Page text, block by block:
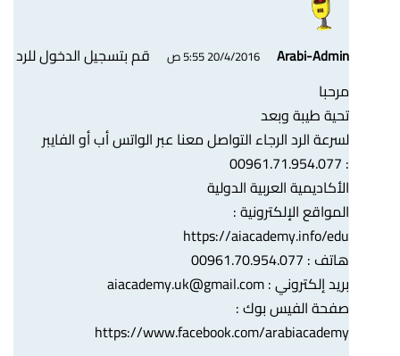
Arabi-Admin 20/4/2016 5:55 ص
قم بتسجيل الدخول للرد
مرحبا
تحية طيبة وبعد
لسرعة الرد الرجاء التواصل معنا عبر الواتس أب أو الفايبر
: 00961.71.954.077
الأكاديمية العربية الدولية
المواقع الإلكترونية :
https://aiacademy.info/edu
هاتف : 00961.70.954.077
بريد إلكتروني :aiacademy.uk@gmail.com
صفحة الفيس بوك :
https://www.facebook.com/arabiacademy